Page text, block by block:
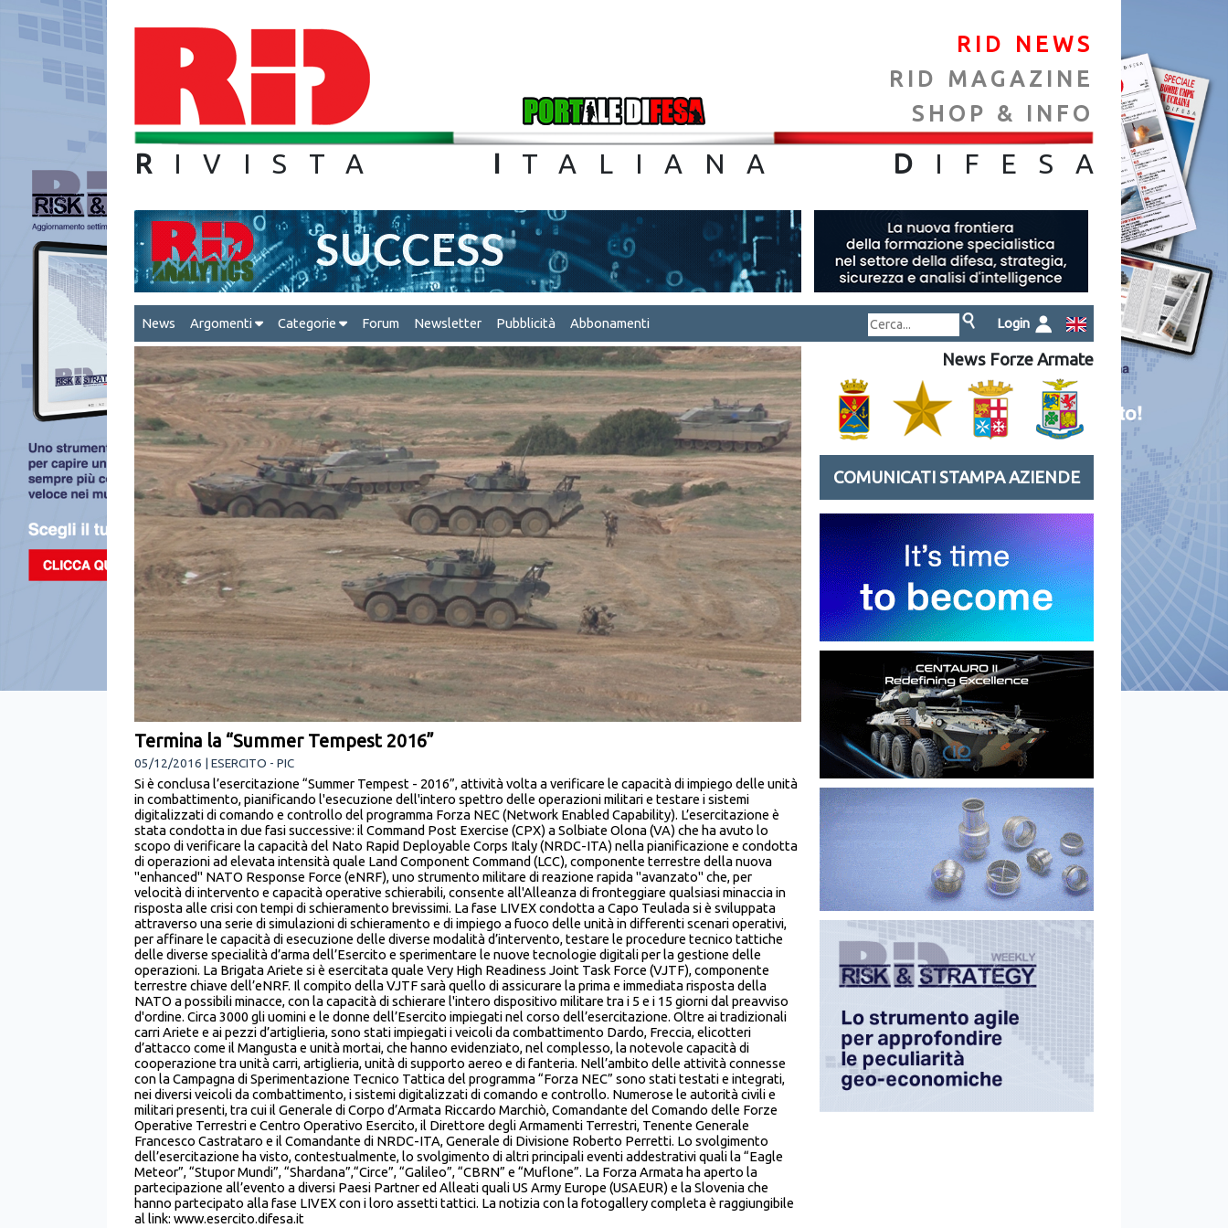
RID NEWS
RID MAGAZINE
SHOP & INFO
R IVISTA I TALIANA D IFES A
News Argomenti Categorie Forum Newsletter Pubblicità Abbonamenti Login
Termina la “Summer Tempest 2016”
05/12/2016 | ESERCITO - PIC
Si è conclusa l’esercitazione “Summer Tempest - 2016”, attività volta a verificare le capacità di impiego delle unità
in combattimento, pianificando l'esecuzione dell'intero spettro delle operazioni militari e testare i sistemi
digitalizzati di comando e controllo del programma Forza NEC (Network Enabled Capability). L’esercitazione è
stata condotta in due fasi successive: il Command Post Exercise (CPX) a Solbiate Olona (VA) che ha avuto lo
scopo di verificare la capacità del Nato Rapid Deployable Corps Italy (NRDC-ITA) nella pianificazione e condotta
di operazioni ad elevata intensità quale Land Component Command (LCC), componente terrestre della nuova
"enhanced" NATO Response Force (eNRF), uno strumento militare di reazione rapida "avanzato" che, per
velocità di intervento e capacità operative schierabili, consente all'Alleanza di fronteggiare qualsiasi minaccia in
risposta alle crisi con tempi di schieramento brevissimi. La fase LIVEX condotta a Capo Teulada si è sviluppata
attraverso una serie di simulazioni di schieramento e di impiego a fuoco delle unità in differenti scenari operativi,
per affinare le capacità di esecuzione delle diverse modalità d’intervento, testare le procedure tecnico tattiche
delle diverse specialità d’arma dell’Esercito e sperimentare le nuove tecnologie digitali per la gestione delle
operazioni. La Brigata Ariete si è esercitata quale Very High Readiness Joint Task Force (VJTF), componente
terrestre chiave dell’eNRF. Il compito della VJTF sarà quello di assicurare la prima e immediata risposta della
NATO a possibili minacce, con la capacità di schierare l'intero dispositivo militare tra i 5 e i 15 giorni dal preavviso
d'ordine. Circa 3000 gli uomini e le donne dell’Esercito impiegati nel corso dell’esercitazione. Oltre ai tradizionali
carri Ariete e ai pezzi d’artiglieria, sono stati impiegati i veicoli da combattimento Dardo, Freccia, elicotteri
d’attacco come il Mangusta e unità mortai, che hanno evidenziato, nel complesso, la notevole capacità di
cooperazione tra unità carri, artiglieria, unità di supporto aereo e di fanteria. Nell’ambito delle attività connesse
con la Campagna di Sperimentazione Tecnico Tattica del programma “Forza NEC” sono stati testati e integrati,
nei diversi veicoli da combattimento, i sistemi digitalizzati di comando e controllo. Numerose le autorità civili e
militari presenti, tra cui il Generale di Corpo d’Armata Riccardo Marchiò, Comandante del Comando delle Forze
Operative Terrestri e Centro Operativo Esercito, il Direttore degli Armamenti Terrestri, Tenente Generale
Francesco Castrataro e il Comandante di NRDC-ITA, Generale di Divisione Roberto Perretti. Lo svolgimento
dell’esercitazione ha visto, contestualmente, lo svolgimento di altri principali eventi addestrativi quali la “Eagle
Meteor”, “Stupor Mundi”, “Shardana”,“Circe”, “Galileo”, “CBRN” e “Muflone”. La Forza Armata ha aperto la
partecipazione all’evento a diversi Paesi Partner ed Alleati quali US Army Europe (USAEUR) e la Slovenia che
hanno partecipato alla fase LIVEX con i loro assetti tattici. La notizia con la fotogallery completa è raggiungibile
al link: www.esercito.difesa.it
News Forze Armate
COMUNICATI STAMPA AZIENDE